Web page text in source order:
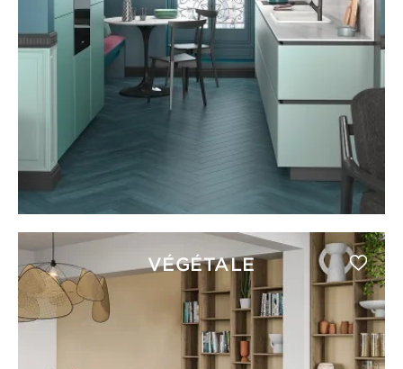
VÉGÉTALE